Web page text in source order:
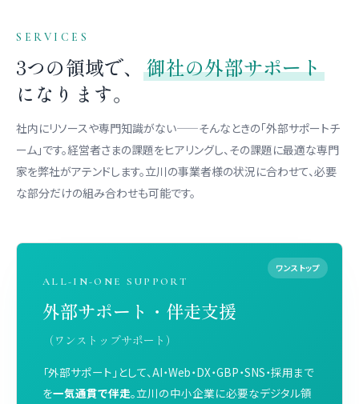
SERVICES
3つの領域で、
御社の外部サポート
になります。
社内にリソースや専門知識がない——そんなときの「外部サポートチ
ーム」です。経営者さまの課題をヒアリングし、その課題に最適な専門
家を弊社がアテンドします。立川の事業者様の状況に合わせて、必要
な部分だけの組み合わせも可能です。
ALL-IN-ONE SUPPORT
外部サポート・伴走支援
（ワンストップサポート）
「外部サポート」として、AI・Web・DX・GBP・SNS・採用まで
を一気通貫で伴走。立川の中小企業に必要なデジタル領